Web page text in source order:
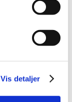
Vis detaljer